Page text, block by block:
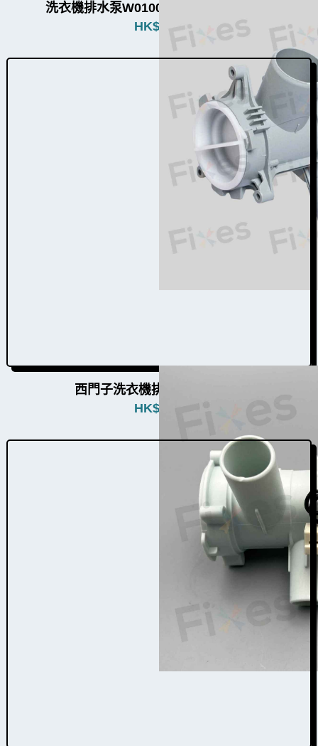
洗衣機排水泵W010013（4個品牌通用）
HK$
西門子洗衣機排水泵W010004
HK$